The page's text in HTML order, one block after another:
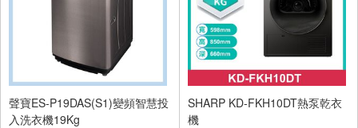
聲寶ES-P19DAS(S1)變頻智慧投
入洗衣機19Kg
SHARP KD-FKH10DT熱泵乾衣
機